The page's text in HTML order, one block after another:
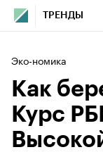
ТРЕНДЫ
Эко-номика
Как
Курс